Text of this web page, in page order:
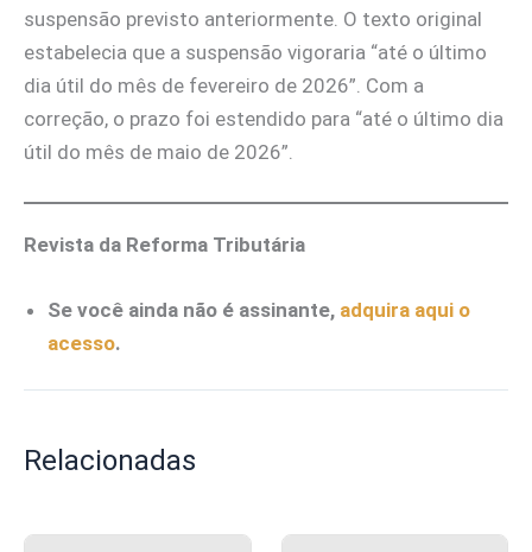
suspensão previsto anteriormente. O texto original
estabelecia que a suspensão vigoraria “até o último
dia útil do mês de fevereiro de 2026”. Com a
correção, o prazo foi estendido para “até o último dia
útil do mês de maio de 2026”.
Revista da Reforma Tributária
Se você ainda não é assinante, adquira aqui o
acesso.
Relacionadas